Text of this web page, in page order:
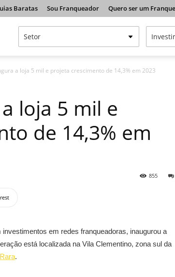
Baratas Sou Franqueador Quero ser um
a loja 5 mil e projeta crescimento de 14,3% em 2023
loja 5 mil e
de 14,3% em
855
em redes franqueadoras, inaugurou a
está localizada na Vila Clementino, zona sul da
.